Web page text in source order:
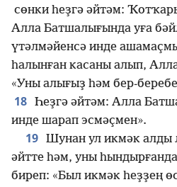
сөнки һеҙгә әйтәм:
Алла Батшалығында уға
үтәлмәйенсә инде
һалынған касаны алып,
«Уны алығыҙ һәм бер-
18 Һеҙгә әйтәм: Алла
инде шарап эсмәҫмен».
19 Шунан ул икмәк алды
әйтте һәм, уны
биреп: «Был икмәк һеҙҙең